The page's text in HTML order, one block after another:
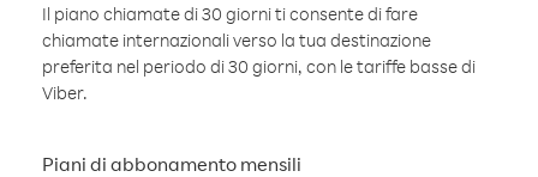
Il piano chiamate di 30 giorni ti consente di fare
chiamate internazionali verso la tua destinazione
preferita nel periodo di 30 giorni, con le tariffe basse di
Viber.
Piani di abbonamento mensili